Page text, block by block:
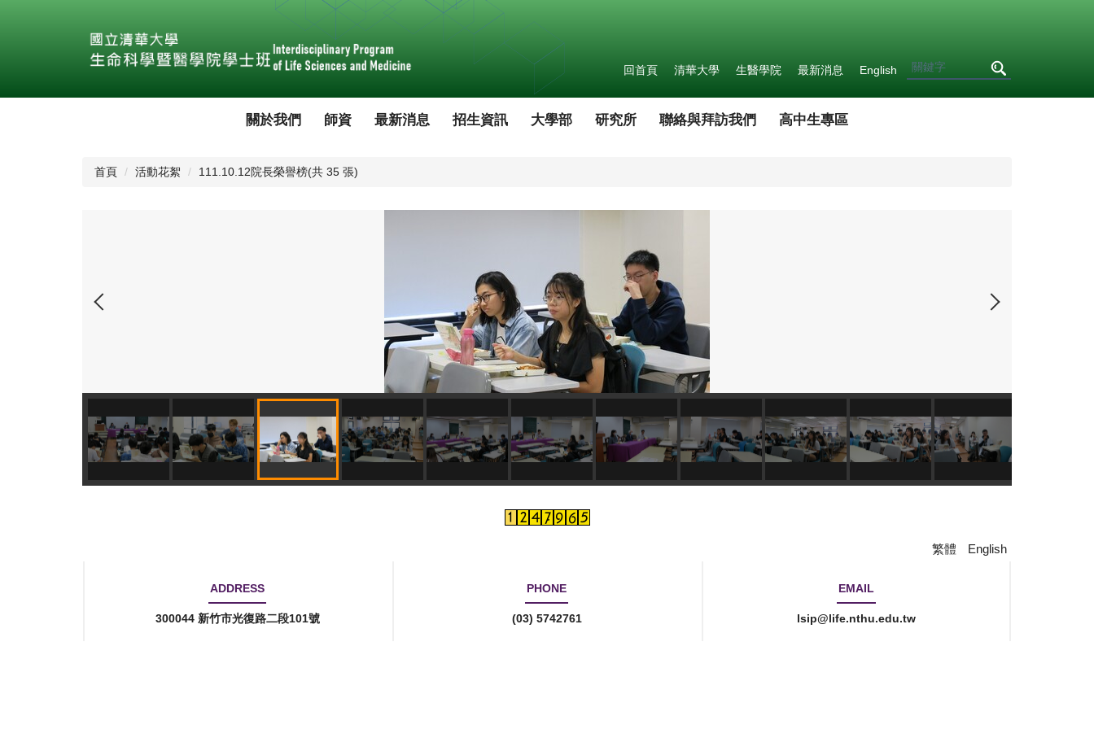
容
回首頁 清華大學 生醫學院 最新消息 English
關於我們 師資 最新消息 招生資訊 大學部 研究所 聯絡與拜訪我們 高中生專區
首頁 活動花絮 111.10.12院長榮譽榜(共 35 張)
繁體 English
ADDRESS
300044 新竹市光復路二段101號
PHONE
(03) 5742761
EMAIL
lsip@life.nthu.edu.tw